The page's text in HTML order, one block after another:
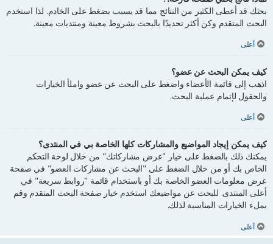
بحثك قد أعطى الكثير من النتائج مما قد يسبب بضغط على الخادم. لذا استخدم
البحث المتقدم وكن أكثر تحديدًا بالبحث بشروط معينة ومنتديات معينة.
أعلى
كيف يمكن البحث عن عضو؟
اذهب إلى قائمة الأعضاء واضغط على البحث عن عضو واملأ الخيارات
والحقول لإتمام عملية البحث.
أعلى
كيف يمكن إيجاد المواضيع والمشاركات كلها الخاصة بي في المنتدى؟
يمكنك ذلك بالضغط على خيار "عرض مشاركاتك" من خلال لوحة التحكم
الخاص بك أو من خلال الضغط على "البحث عن مشاركات العضو" في صفحة
عرض معلومات العضو الخاصة بك أو باستخدام قائمة "روابط سريعة" في
أعلى المنتدى. للبحث عن مواضيعك استخدم خيار صفحة البحث المتقدم وقم
بملء الخيارات المناسبة لذلك.
أعلى